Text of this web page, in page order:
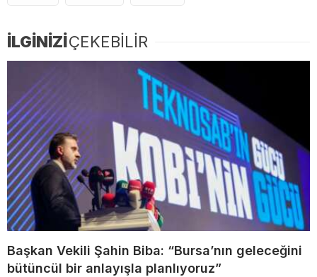
İLGİNİZİÇEKEBİLİR
Başkan Vekili Şahin Biba: “Bursa’nın geleceğini
bütüncül bir anlayışla planlıyoruz”